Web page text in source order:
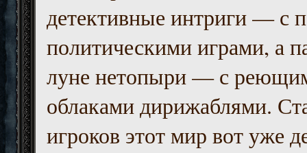
детективные интриги — с
политическими играми, а
луне нетопыри — с
облаками дирижаблями.
игроков этот мир вот уже